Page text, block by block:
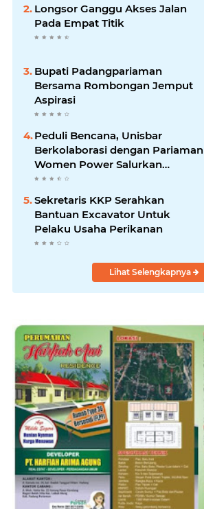
Longsor Ganggu Akses Jalan
Pada Empat Titik
Bupati Padangpariaman
Bersama Rombongan Jemput
Aspirasi
Peduli Bencana, Unisbar
Berkolaborasi dengan Pariaman
Women Power Salurkan
Bantuan untuk Korban Banjir di
Padang
Sekretaris KKP Serahkan
Bantuan Excavator Untuk
Pelaku Usaha Perikanan
Lihat Selengkapnya